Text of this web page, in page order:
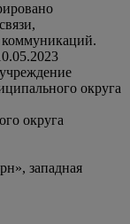
округа
округа
западная